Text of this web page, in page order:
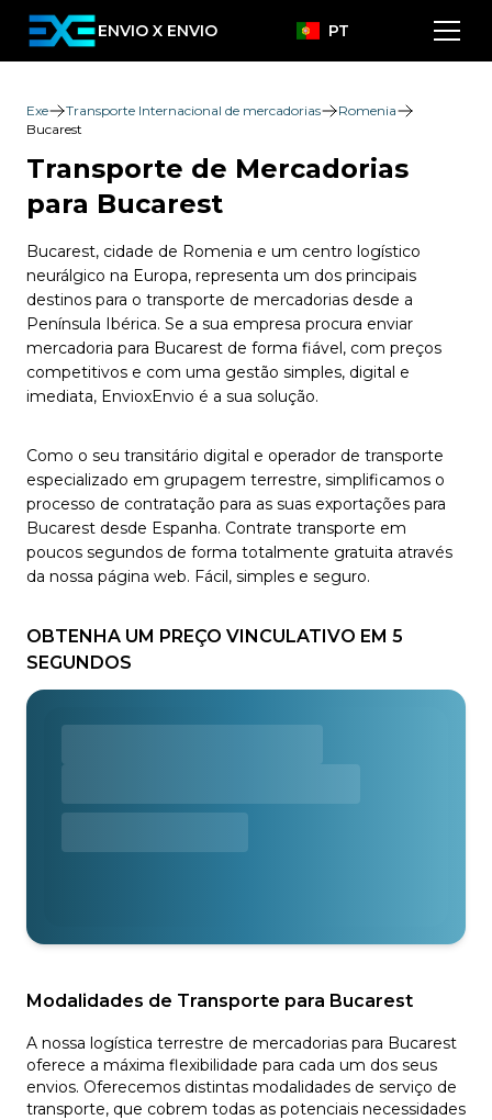
ENVIO X ENVIO PT
Exe Transporte Internacional de mercadorias
Romenia
Bucarest
Transporte de Mercadorias
para Bucarest
Bucarest, cidade de Romenia e um centro logístico
neurálgico na Europa, representa um dos principais
destinos para o transporte de mercadorias desde a
Península Ibérica. Se a sua empresa procura enviar
mercadoria para Bucarest de forma fiável, com preços
competitivos e com uma gestão simples, digital e
imediata, EnvioxEnvio é a sua solução.
Como o seu transitário digital e operador de transporte
especializado em grupagem terrestre, simplificamos o
processo de contratação para as suas exportações para
Bucarest desde Espanha. Contrate transporte em
poucos segundos de forma totalmente gratuita através
da nossa página web. Fácil, simples e seguro.
OBTENHA UM PREÇO VINCULATIVO EM 5
SEGUNDOS
Modalidades de Transporte para Bucarest
A nossa logística terrestre de mercadorias para Bucarest
oferece a máxima flexibilidade para cada um dos seus
envios. Oferecemos distintas modalidades de serviço de
transporte, que cobrem todas as potenciais necessidades